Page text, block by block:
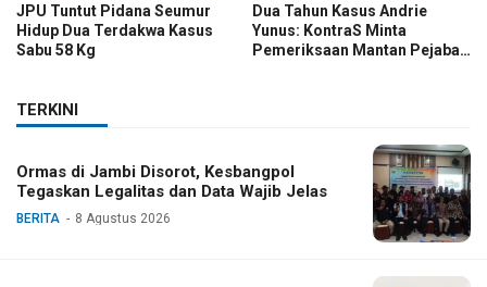
JPU Tuntut Pidana Seumur
Hidup Dua Terdakwa Kasus
Sabu 58 Kg
Dua Tahun Kasus Andrie
Yunus: KontraS Minta
Pemeriksaan Mantan Pejabat
TERKINI
Ormas di Jambi Disorot, Kesbangpol
Tegaskan Legalitas dan Data Wajib Jelas
BERITA 8 Agustus 2026